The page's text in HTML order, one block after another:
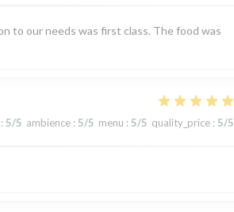
to our needs was first class. The food was
: 5/5 ambience : 5/5 menu : 5/5 quality_price : 5/5